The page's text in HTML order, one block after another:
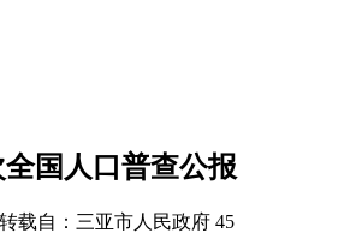
国人口普查公报
转载自：三亚市人民政府 45